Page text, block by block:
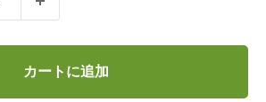
カートに追加